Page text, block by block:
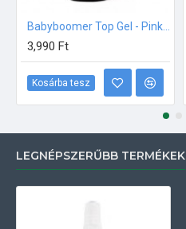
3,990 Ft
Kosárba tesz
LEGNÉPSZERŰBB TERMÉKEK